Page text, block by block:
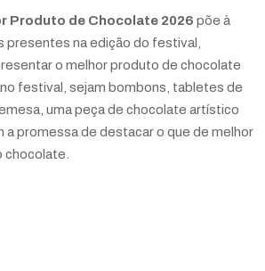
Produto de Chocolate 2026 põe à
na edição do festival,
o melhor produto de chocolate
festival, sejam bombons, tabletes de
uma peça de chocolate artístico
a promessa de destacar o que de melhor
chocolate.